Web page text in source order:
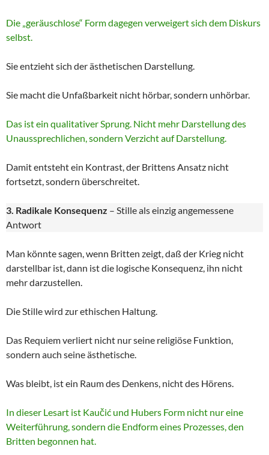
Die „geräuschlose“ Form dagegen verweigert sich dem Diskurs
selbst.
Sie entzieht sich der ästhetischen Darstellung.
Sie macht die Unfaßbarkeit nicht hörbar, sondern unhörbar.
Das ist ein qualitativer Sprung. Nicht mehr Darstellung des
Unaussprechlichen, sondern Verzicht auf Darstellung.
Damit entsteht ein Kontrast, der Brittens Ansatz nicht
fortsetzt, sondern überschreitet.
3. Radikale Konsequenz – Stille als einzig angemessene
Antwort
Man könnte sagen, wenn Britten zeigt, daß der Krieg nicht
darstellbar ist, dann ist die logische Konsequenz, ihn nicht
mehr darzustellen.
Die Stille wird zur ethischen Haltung.
Das Requiem verliert nicht nur seine religiöse Funktion,
sondern auch seine ästhetische.
Was bleibt, ist ein Raum des Denkens, nicht des Hörens.
In dieser Lesart ist Kaučić und Hubers Form nicht nur eine
Weiterführung, sondern die Endform eines Prozesses, den
Britten begonnen hat.